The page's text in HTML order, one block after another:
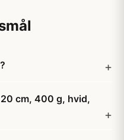
cm, 400 g, hvid,